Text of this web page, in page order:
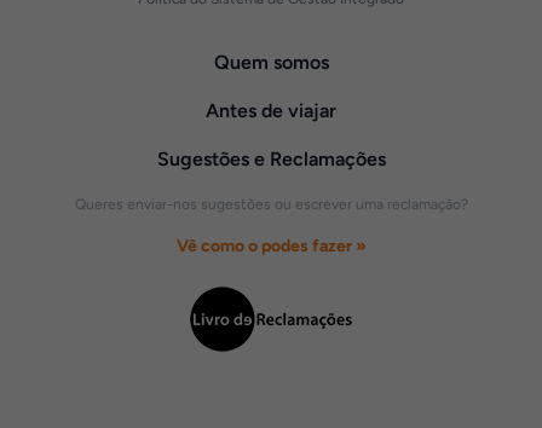
Quem somos
Antes de viajar
Sugestões e Reclamações
Queres enviar-nos sugestões ou escrever uma reclamação?
Vê como o podes fazer »